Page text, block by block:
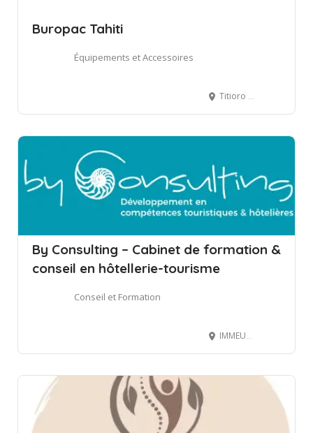
Buropac Tahiti
Équipements et Accessoires
Titioro servitude Drollet, Papeete, French Polynesia, BP 4491 - 98713 Papeete
By Consulting – Cabinet de formation &
conseil en hôtellerie-tourisme
Conseil et Formation
IMMEUBLE LE BIHAN - PIRAE - TAHITI